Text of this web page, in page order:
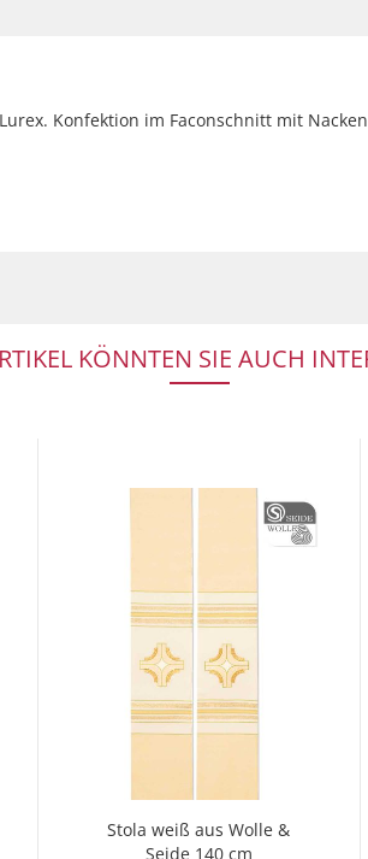
Konfektion im Faconschnitt mit
KÖNNTEN SIE AUCH
Stola weiß aus Wolle &
Seide 140 cm